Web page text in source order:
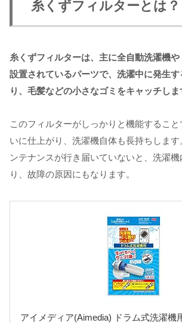
糸くずフィルターとは？
糸くずフィルターは、主に全自動洗濯機
設置されているパーツで、洗濯中に発生す
り、毛髪などの小さなゴミをキャッチしま
このフィルターがしっかりと機能するこ
いに仕上がり、洗濯機自体も長持ちします
ンテナンスが行き届いていないと、洗濯機
り、故障の原因にもなります。
アイメディア(Aimedia) ドラム式洗濯機